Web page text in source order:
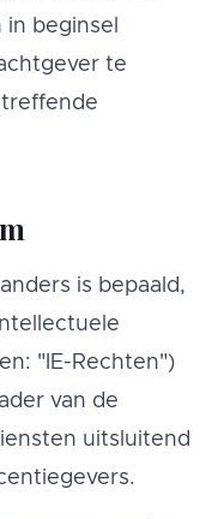
beginsel
te
is bepaald,
"IE-Rechten")
van de
uitsluitend